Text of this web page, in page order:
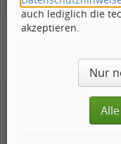
sobald ich was
Jerry
Super! Auf jeden
auch lediglich die
akzeptieren.
Nur